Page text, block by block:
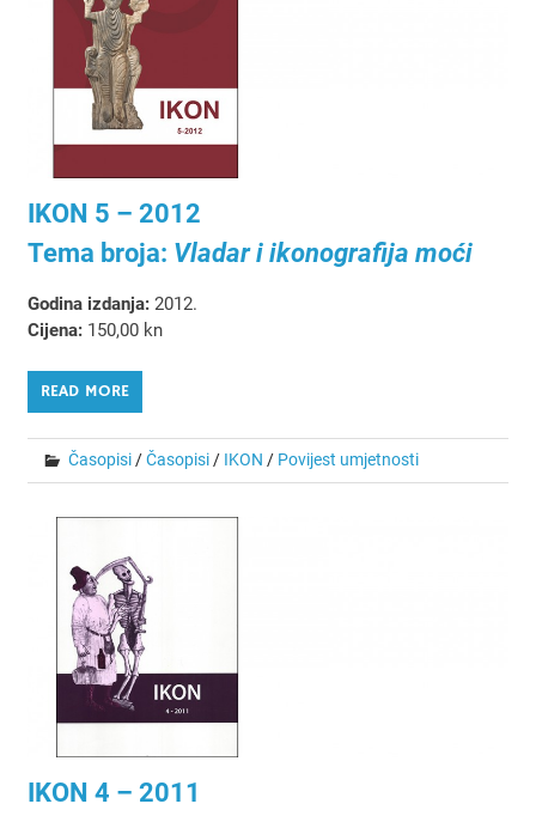
IKON 5 – 2012
Tema broja: Vladar i ikonografija moći
Godina izdanja:2012.
Cijena:150,00 kn
READ MORE
Časopisi/Časopisi/ IKON / Povijest umjetnosti
IKON 4 – 2011